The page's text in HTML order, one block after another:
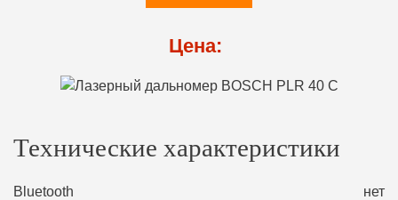
Цена:
Технические характеристики
Bluetooth
нет